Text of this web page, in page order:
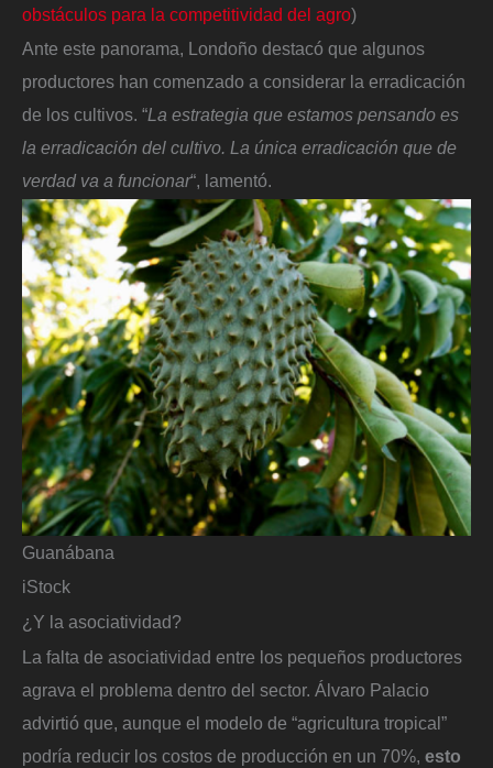
obstáculos para la competitividad del agro)
Ante este panorama, Londoño destacó que algunos
productores han comenzado a considerar la erradicación
de los cultivos. “La estrategia que estamos pensando es
la erradicación del cultivo. La única erradicación que de
verdad va a funcionar“, lamentó.
Guanábana
iStock
¿Y la asociatividad?
La falta de asociatividad entre los pequeños productores
agrava el problema dentro del sector. Álvaro Palacio
advirtió que, aunque el modelo de “agricultura tropical”
podría reducir los costos de producción en un 70%, esto